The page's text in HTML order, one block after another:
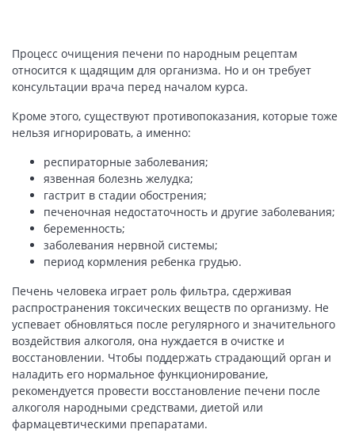
Процесс очищения печени по народным рецептам
относится к щадящим для организма. Но и он требует
консультации врача перед началом курса.
Кроме этого, существуют противопоказания, которые тоже
нельзя игнорировать, а именно:
респираторные заболевания;
язвенная болезнь желудка;
гастрит в стадии обострения;
печеночная недостаточность и другие заболевания;
беременность;
заболевания нервной системы;
период кормления ребенка грудью.
Печень человека играет роль фильтра, сдерживая
распространения токсических веществ по организму. Не
успевает обновляться после регулярного и значительного
воздействия алкоголя, она нуждается в очистке и
восстановлении. Чтобы поддержать страдающий орган и
наладить его нормальное функционирование,
рекомендуется провести восстановление печени после
алкоголя народными средствами, диетой или
фармацевтическими препаратами.